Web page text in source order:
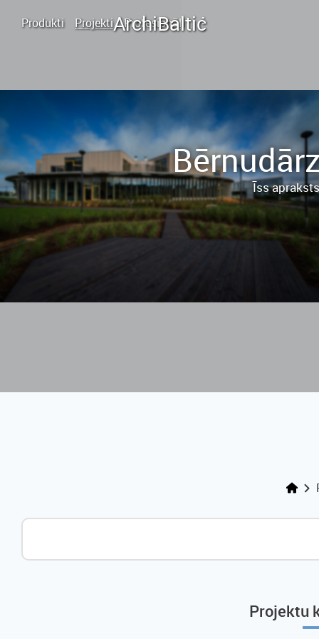
ArchiBaltic
Produkti Projekti Profesionāļi .
.
.
Īss
Projektu